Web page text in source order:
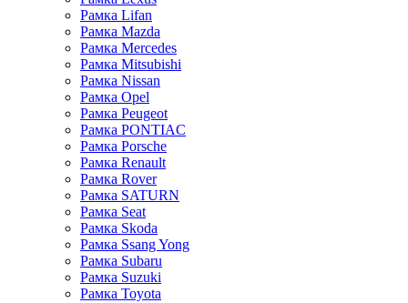
Рамка Lifan
Рамка Mazda
Рамка Mercedes
Рамка Mitsubishi
Рамка Nissan
Рамка Opel
Рамка Peugeot
Рамка PONTIAC
Рамка Porsche
Рамка Renault
Рамка Rover
Рамка SATURN
Рамка Seat
Рамка Skoda
Рамка Ssang Yong
Рамка Subaru
Рамка Suzuki
Рамка Toyota